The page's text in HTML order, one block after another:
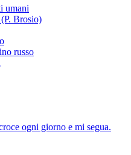
umani
Brosio)
russo